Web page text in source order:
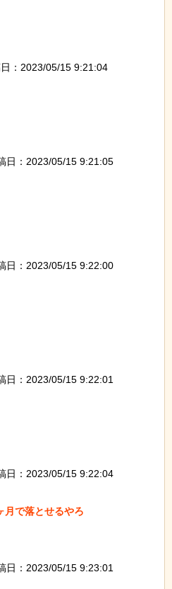
：2023/05/15 9:21:04
日：2023/05/15 9:21:05
日：2023/05/15 9:22:00
日：2023/05/15 9:22:01
日：2023/05/15 9:22:04
月で落とせるやろ
日：2023/05/15 9:23:01